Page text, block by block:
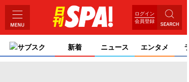
ログイン
会員登録
サブスク 新着 ニュース エンタメ